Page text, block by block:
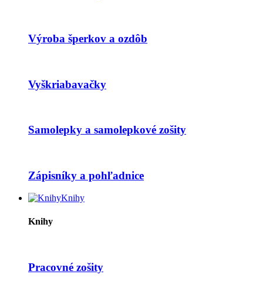
Výroba šperkov a ozdôb
Vyškriabavačky
Samolepky a samolepkové zošity
Zápisníky a pohľadnice
Knihy
Knihy
Pracovné zošity